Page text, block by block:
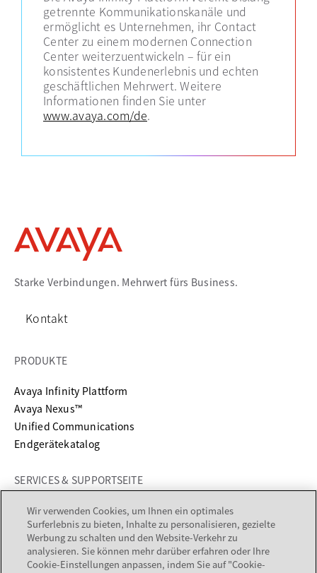
getrennte Kommunikationskanäle und
ermöglicht es Unternehmen, ihr Contact
Center zu einem modernen Connection
Center weiterzuentwickeln – für ein
konsistentes Kundenerlebnis und echten
geschäftlichen Mehrwert. Weitere
Informationen finden Sie unter
www.avaya.com/de.
Starke Verbindungen. Mehrwert fürs Business.
Kontakt
PRODUKTE
Avaya Infinity Plattform
Avaya Nexus™
Unified Communications
Endgerätekatalog
SERVICES & SUPPORTSEITE
Supportwird in einer neuen Registerkarte geöffnet
Documentationwird in einer neuen Registerkarte geöffnet
Services
Partner suchen
Wir verwenden Cookies, um Ihnen ein optimales
Surferlebnis zu bieten, Inhalte zu personalisieren, gezielte
Werbung zu schalten und den Website-Verkehr zu
analysieren. Sie können mehr darüber erfahren oder Ihre
Cookie-Einstellungen anpassen, indem Sie auf "Cookie-